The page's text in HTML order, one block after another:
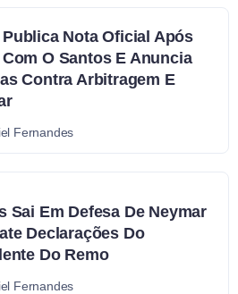
Publica Nota Oficial Após
O Santos E Anuncia
Contra Arbitragem E
Fernandes
Sai Em Defesa De Neymar
Declarações Do
Do Remo
Fernandes